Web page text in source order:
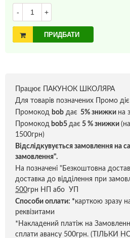
- +
ПРИДБАТИ
Працює ПАКУНОК ШКОЛЯРА
Для товарів позначених Промо
Промокод bob дає 5% знижки на
Промокод bob5 дає 5 % знижки
1500грн)
Відслідкувується замовлення на
замовлення".
На позначені "Безкоштовна
доставка до відділення при
500грн НП або УП
Способи оплати: *карткою зразу
реквізитами
*Накладений платіж на
сплати авансу 500грн. (ТІЛЬКИ